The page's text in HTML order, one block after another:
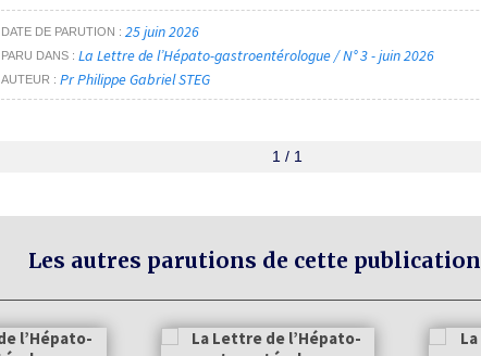
DATE DE PARUTION 25 juin 2026
PARU DANS La Lettre de l’Hépato-gastroentérologue / N° 3 - juin 2026
AUTEUR Pr Philippe Gabriel STEG
1 / 1
Les autres parutions de cette publication